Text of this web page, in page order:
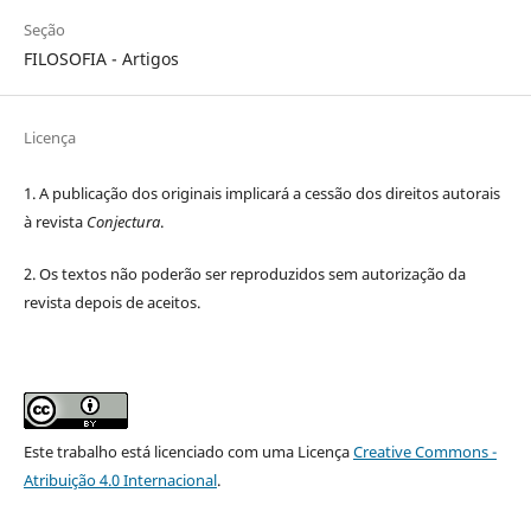
Seção
FILOSOFIA - Artigos
Licença
1. A publicação dos originais implicará a cessão dos direitos autorais
à revista Conjectura.
2. Os textos não poderão ser reproduzidos sem autorização da
revista depois de aceitos.
Este trabalho está licenciado com uma LicençaCreative Commons -
Atribuição 4.0 Internacional.